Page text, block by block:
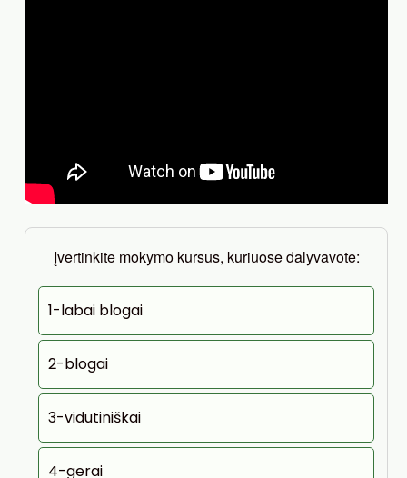
Įvertinkite mokymo kursus, kuriuose dalyvavote:
1-labai blogai
2-blogai
3-vidutiniškai
4-gerai